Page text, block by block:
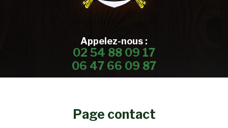
Appelez-nous :
02 54 88 09 17
06 47 66 09 87
Page contact